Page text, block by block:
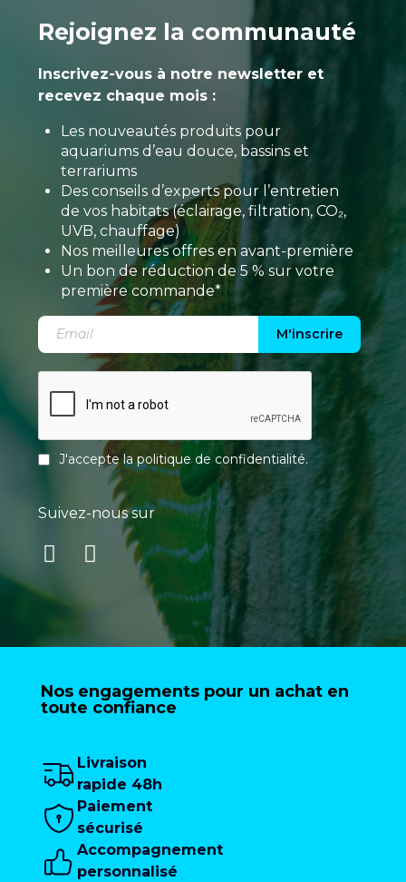
Rejoignez la communauté
Inscrivez-vous à notre newsletter et
recevez chaque mois :
Les nouveautés produits pour
aquariums d’eau douce, bassins et
terrariums
Des conseils d’experts pour l’entretien
de vos habitats (éclairage, filtration, CO₂,
UVB, chauffage)
Nos meilleures offres en avant-première
Un bon de réduction de 5 % sur votre
première commande*
M'inscrire
J'accepte lapolitique de confidentialité.
Suivez-nous sur
Nos engagements pour un achat en
toute confiance
Livraison
rapide 48h
Paiement
sécurisé
Accompagnement
personnalisé